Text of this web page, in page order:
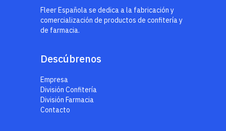
Fleer Española se dedica a la fabricación y
comercialización de productos de confitería y
de farmacia.
Descúbrenos
Empresa
División Confitería
División Farmacia
Contacto